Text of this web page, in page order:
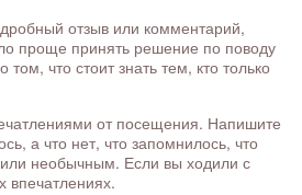
отзыв или комментарий,
проще принять решение по поводу
что стоит знать тем, кто только
от посещения. Напишите
а что нет, что запомнилось, что
необычным. Если вы ходили с
впечатлениях.